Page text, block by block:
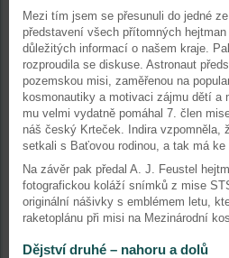
Mezi tím jsem se přesunuli do jedné
představení všech přítomných
důležitých informací o našem kraje.
rozproudila se diskuse. Astronaut
pozemskou misi, zaměřenou na
kosmonautiky a motivaci zájmu dětí a
mu velmi vydatně pomáhal 7. člen
náš český Krteček. Indira vzpomněla,
setkali s Baťovou rodinou, a tak má
Na závěr pak předal A. J. Feustel
fotografickou koláží snímků z mise
originální nášivky s emblémem letu,
raketoplánu při misi na Mezinárodní
Dějství druhé – nahoru a dolů